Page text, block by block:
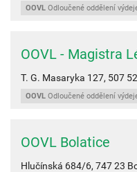
OOVL Odloučené oddělení
OOVL - Magistra
T. G. Masaryka 127, 507 52
OOVL Odloučené oddělení
OOVL Bolatice
Hlučínská 684/6, 747 23